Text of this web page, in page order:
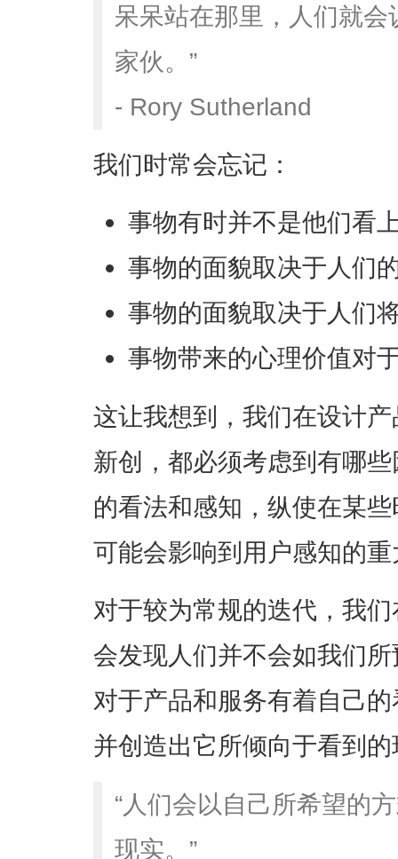
呆呆站在那里，人们就
家伙。”
- Rory Sutherland
我们时常会忘记：
事物有时并不是他们看
事物的面貌取决于人们
事物的面貌取决于人们
事物带来的心理价值对
这让我想到，我们在设计
新创，都必须考虑到有哪
的看法和感知，纵使在某
可能会影响到用户感知的
对于较为常规的迭代，我
会发现人们并不会如我们
对于产品和服务有着自己
并创造出它所倾向于看到
“人们会以自己所希望的
现实。”